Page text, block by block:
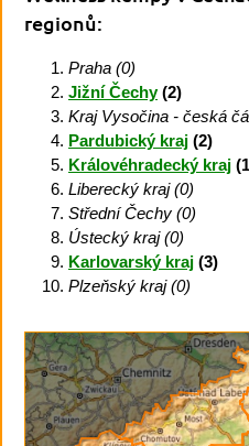
regionů:
Praha (0)
Jižní Čechy(2)
Kraj Vysočina - česká
Pardubický kraj (2)
Královéhradecký kraj
Liberecký kraj (0)
Střední Čechy (0)
Ústecký kraj (0)
Karlovarský kraj (3)
Plzeňský kraj (0)